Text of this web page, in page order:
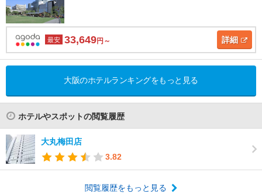
最安 33,649円～ 詳細
大阪のホテルランキングをもっと見る
ホテルやスポットの閲覧履歴
大丸梅田店
3.82
閲覧履歴をもっと見る